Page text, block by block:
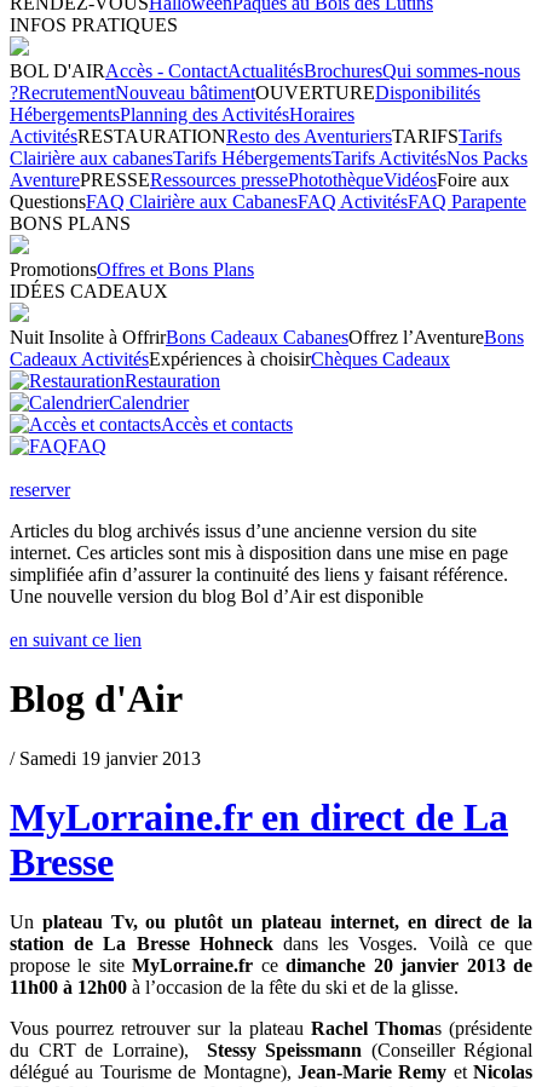
INFOS PRATIQUES
BOL D'AIRAccès - ContactActualitésBrochuresQui sommes-nous
?RecrutementNouveau bâtimentOUVERTUREDisponibilités
HébergementsPlanning des ActivitésHoraires
ActivitésRESTAURATIONResto des AventuriersTARIFSTarifs
Clairière aux cabanesTarifs HébergementsTarifs ActivitésNos Packs
AventurePRESSERessources pressePhotothèqueVidéosFoire aux
QuestionsFAQ Clairière aux CabanesFAQ ActivitésFAQ Parapente
BONS PLANS
PromotionsOffres et Bons Plans
IDÉES CADEAUX
Nuit Insolite à OffrirBons Cadeaux CabanesOffrez l’AventureBons
Cadeaux ActivitésExpériences à choisirChèques Cadeaux
Restauration
Calendrier
Accès et contacts
FAQ
reserver
Articles du blog archivés issus d’une ancienne version du site
internet. Ces articles sont mis à disposition dans une mise en page
simplifiée afin d’assurer la continuité des liens y faisant référence.
Une nouvelle version du blog Bol d’Air est disponible
en suivant ce lien
Blog d'Air
/ Samedi 19 janvier 2013
MyLorraine.fr en direct de La
Bresse
Un plateau Tv, ou plutôt un plateau internet, en direct de la
station de La Bresse Hohneckdans les Vosges. Voilà ce que
propose le siteMyLorraine.fr cedimanche 20 janvier 2013 de
11h00 à 12h00 à l’occasion de la fête du ski et de la glisse.
Vous pourrez retrouver sur la plateau Rachel Thomas (présidente
du CRT de Lorraine), Stessy Speissmann (Conseiller Régional
délégué au Tourisme de Montagne), Jean-Marie Remy etNicolas